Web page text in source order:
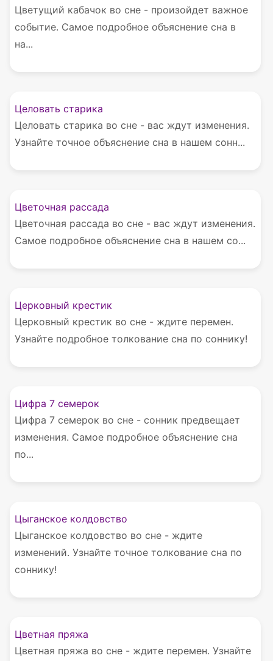
Цветущий кабачок во сне - произойдет важное
событие. Самое подробное объяснение сна в
на...
Целовать старика
Целовать старика во сне - вас ждут изменения.
Узнайте точное объяснение сна в нашем сонн...
Цветочная рассада
Цветочная рассада во сне - вас ждут изменения.
Самое подробное объяснение сна в нашем со...
Церковный крестик
Церковный крестик во сне - ждите перемен.
Узнайте подробное толкование сна по соннику!
Цифра 7 семерок
Цифра 7 семерок во сне - сонник предвещает
изменения. Самое подробное объяснение сна
по...
Цыганское колдовство
Цыганское колдовство во сне - ждите
изменений. Узнайте точное толкование сна по
соннику!
Цветная пряжа
Цветная пряжа во сне - ждите перемен. Узнайте